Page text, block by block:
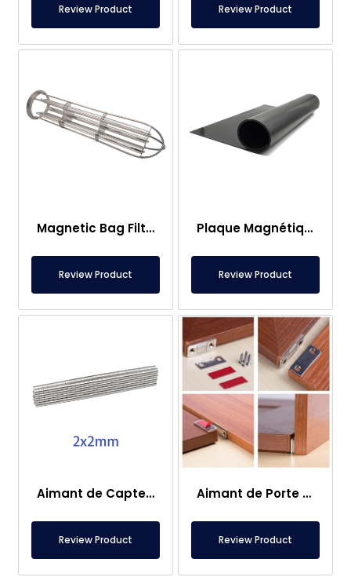
Review Product Review Product
Magnetic Bag Filter Head
Review Product
Plaque Magnétique – Pour Sous Plancher – Conforme aux Normes Alimentaires
Review Product
Aimant de Capteur – 2×2 mm
Review Product
Aimant de Porte de Caravane
Review Product